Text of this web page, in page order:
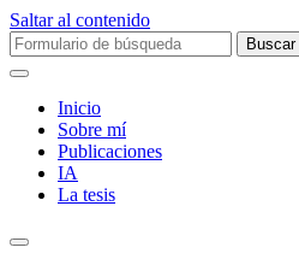
Saltar al contenido
Buscar:
Inicio
Sobre mí­
Publicaciones
IA
La tesis
Alternar